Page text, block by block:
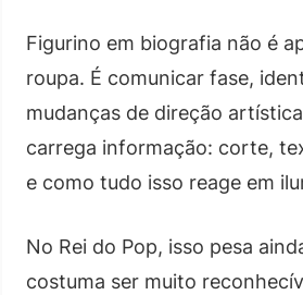
Figurino em biografia não é
roupa. É comunicar fase,
mudanças de direção
carrega informação: corte,
e como tudo isso reage em
No Rei do Pop, isso pesa
costuma ser muito